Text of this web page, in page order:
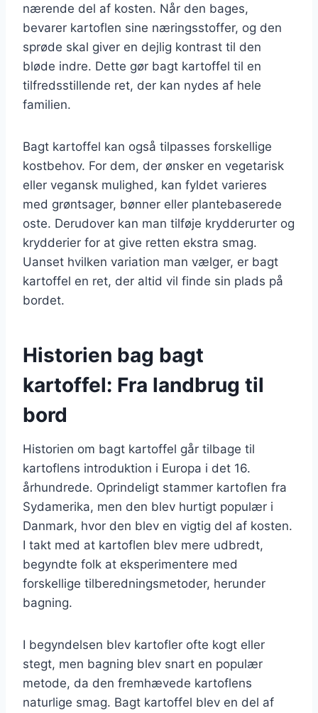
nærende del af kosten. Når den bages,
bevarer kartoflen sine næringsstoffer, og den
sprøde skal giver en dejlig kontrast til den
bløde indre. Dette gør bagt kartoffel til en
tilfredsstillende ret, der kan nydes af hele
familien.
Bagt kartoffel kan også tilpasses forskellige
kostbehov. For dem, der ønsker en vegetarisk
eller vegansk mulighed, kan fyldet varieres
med grøntsager, bønner eller plantebaserede
oste. Derudover kan man tilføje krydderurter og
krydderier for at give retten ekstra smag.
Uanset hvilken variation man vælger, er bagt
kartoffel en ret, der altid vil finde sin plads på
bordet.
Historien bag bagt
kartoffel: Fra landbrug til
bord
Historien om bagt kartoffel går tilbage til
kartoflens introduktion i Europa i det 16.
århundrede. Oprindeligt stammer kartoflen fra
Sydamerika, men den blev hurtigt populær i
Danmark, hvor den blev en vigtig del af kosten.
I takt med at kartoflen blev mere udbredt,
begyndte folk at eksperimentere med
forskellige tilberedningsmetoder, herunder
bagning.
I begyndelsen blev kartofler ofte kogt eller
stegt, men bagning blev snart en populær
metode, da den fremhævede kartoflens
naturlige smag. Bagt kartoffel blev en del af